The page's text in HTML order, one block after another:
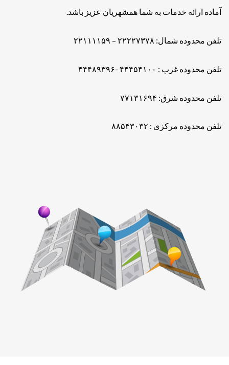
آماده ارائه خدمات به شما همشهریان عزیز باشد.
تلفن محدوده شمال: ۲۲۲۲۷۳۷۸ – ۲۲۱۱۱۱۵۹
تلفن محدوده غرب : ۴۴۴۵۴۱۰۰ -۴۴۴۸۹۳۹۶
تلفن محدوده شرق: ۷۷۱۳۱۶۹۴
تلفن محدوده مرکزی : ۸۸۵۴۳۰۳۲